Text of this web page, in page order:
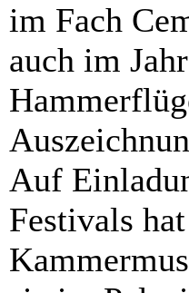
im Fach
auch im
Auf
Festivals